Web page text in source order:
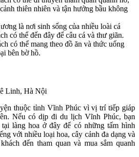
thiên nhiên và tận hưởng bầu không
là nơi sinh sống của nhiều loài cá
có thể đến đây để câu cá và thư giãn.
có thể mang theo đồ ăn và thức uống
bên bờ hồ.
Linh, Hà Nội
thuộc tỉnh Vĩnh Phúc vì vị trí tiếp giáp
Nếu có dịp đi du lịch Vĩnh Phúc, bạn
làng hoa ở đây để có những tấm hình
với nhiều loại hoa, cây cảnh đa dạng và
đến tham quan và mua sắm quanh